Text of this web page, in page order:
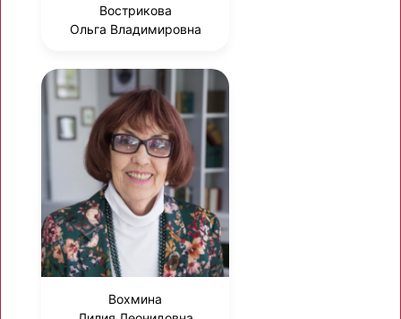
Вострикова
Ольга Владимировна
Вохмина